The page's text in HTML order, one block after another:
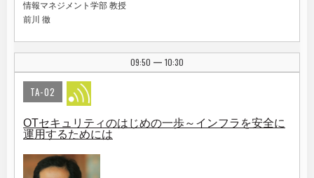
情報マネジメント学部 教授
前川 徹
09:50 | 10:30
TA-02
OTセキュリティのはじめの一歩～インフラを安全に
運用するためには